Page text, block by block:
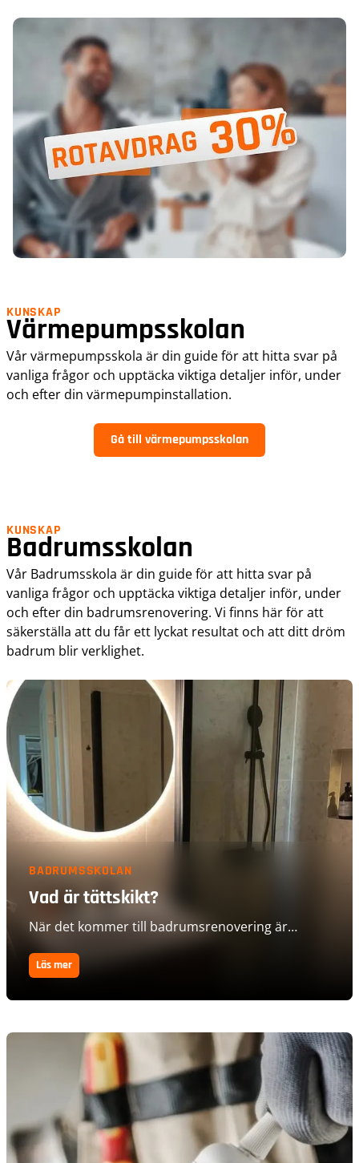
KUNSKAP
Värmepumpsskolan
Vår värmepumpsskola är din guide för att hitta svar på
vanliga frågor och upptäcka viktiga detaljer inför, under
och efter din värmepumpinstallation.
Gå till värmepumpsskolan
KUNSKAP
Badrumsskolan
Vår Badrumsskola är din guide för att hitta svar på
vanliga frågor och upptäcka viktiga detaljer inför, under
och efter din badrumsrenovering. Vi finns här för att
säkerställa att du får ett lyckat resultat och att ditt dröm
badrum blir verklighet.
BADRUMSSKOLAN
Vad är tättskikt?
När det kommer till badrumsrenovering är
tätskiktet en av de mest avgörande delarna av
hela processen.
Läs mer